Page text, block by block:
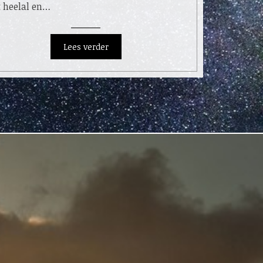
heelal en…